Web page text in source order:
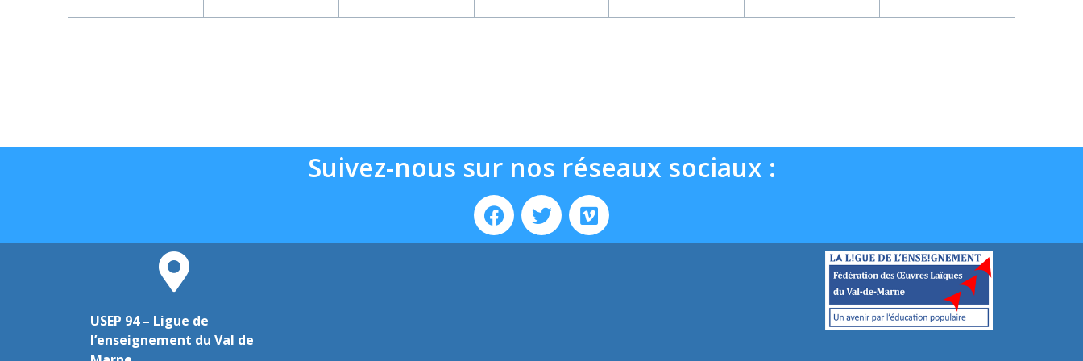
évènement,
évènement,
évènement,
évènement,
évènement,
évènement,
évènement,
Suivez-nous sur nos réseaux sociaux :
USEP 94 – Ligue de
l’enseignement du Val de